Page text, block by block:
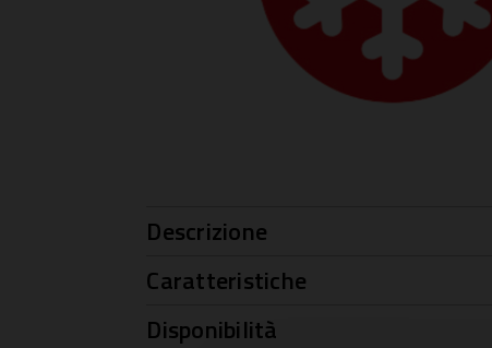
Descrizione
Caratteristiche
Disponibilità